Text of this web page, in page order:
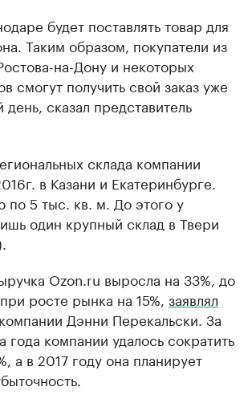
будет поставлять товар для
Таким образом, покупатели из
на-Дону и некоторых
смогут получить свой заказ уже
сказал представитель
склада компании
в Казани и Екатеринбурге.
по 5 тыс. кв. м. До этого у
один крупный склад в Твери
Ozon.ru выросла на 33%, до
росте рынка на 15%, заявлял
Дэнни Перекальски. За
года компании удалось сократить
а в 2017 году она планирует